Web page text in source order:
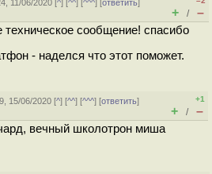
11/06/2020 [^] [^^] [^^^] [ответить]
+ / –
техническое сообщение! спасибо
- наделся что этот поможет.
15/06/2020 [^] [^^] [^^^] [ответить]
+1
+ / –
вечный школотрон миша